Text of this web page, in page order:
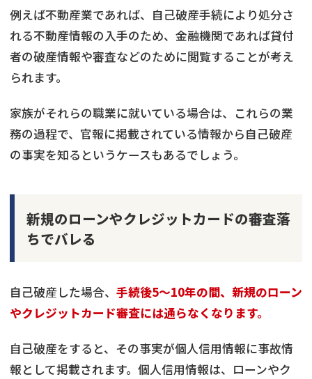
例えば不動産業であれば、自己破産手続により処分さ
れる不動産情報の入手のため、金融機関であれば貸付
者の破産情報や審査などのために閲覧することが考え
られます。
家族がそれらの職業に就いている場合は、これらの業
務の過程で、官報に掲載されている情報から自己破産
の事実を知るというケースもあるでしょう。
新規のローンやクレジットカードの審査落
ちでバレる
自己破産した場合、 手続後5～10年の間、新規のローン
やクレジットカード審査には通らなくなります。
自己破産をすると、その事実が個人信用情報に事故情
報として掲載されます。個人信用情報は、ローンやク